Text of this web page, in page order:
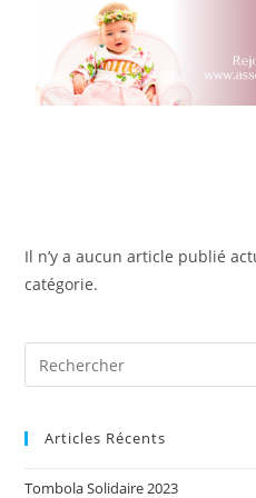
Il n’y a aucun article publié
catégorie.
Articles Récents
Tombola Solidaire 2023